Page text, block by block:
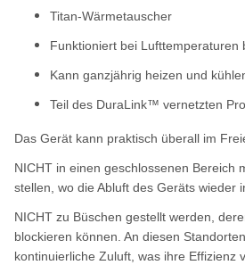
Titan-Wärmetauscher
Funktioniert bei Lufttemperaturen
Kann ganzjährig heizen und
Teil des DuraLink™ vernetzten
Das Gerät kann praktisch überall im
NICHT in einen geschlossenen Bereich
stellen, wo die Abluft des Geräts wieder
NICHT zu Büschen gestellt werden,
blockieren können. An diesen
kontinuierliche Zuluft, was ihre Effizienz